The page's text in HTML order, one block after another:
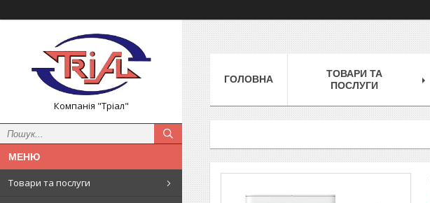
Компанія "Тріал"
Товари та послуги
ГОЛОВНА
ТОВАРИ ТА
ПОСЛУГИ